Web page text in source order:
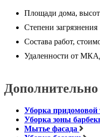
Площади дома,
Степени загрязнения
Состава работ,
Удаленности от
Уборка придомовой
Уборка зоны
Мытье фасада